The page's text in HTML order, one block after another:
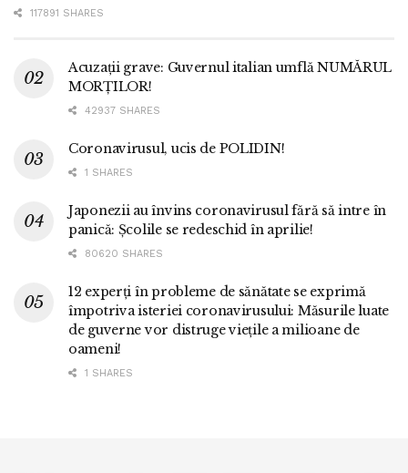
117891 SHARES
Acuzații grave: Guvernul italian umflă NUMĂRUL
MORȚILOR!
42937 SHARES
Coronavirusul, ucis de POLIDIN!
1 SHARES
Japonezii au învins coronavirusul fără să intre în
panică: Școlile se redeschid în aprilie!
80620 SHARES
12 experți în probleme de sănătate se exprimă
împotriva isteriei coronavirusului: Măsurile luate
de guverne vor distruge viețile a milioane de
oameni!
1 SHARES